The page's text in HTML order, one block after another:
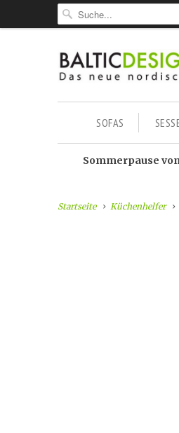
SOFAS
Sommerpause
Startseite Küchenhelfer